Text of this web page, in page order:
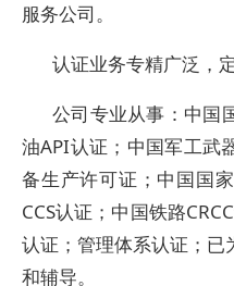
服务公司。
认证业务专精广泛，
公司专业从事：中国
油API认证；中国军工武
备生产许可证；中国国
CCS认证；中国铁路
认证；管理体系认证；已
和辅导。